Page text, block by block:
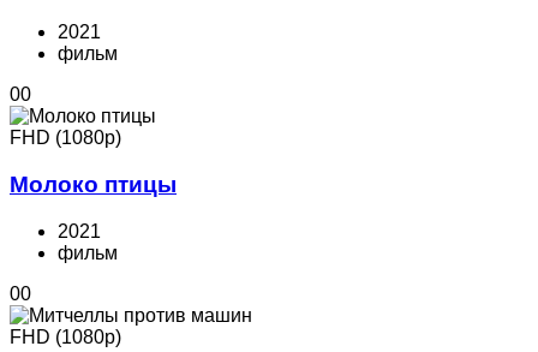
2021
фильм
00
FHD (1080p)
Молоко птицы
2021
фильм
00
FHD (1080p)